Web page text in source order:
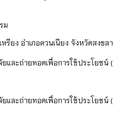
ม
ยง อำเภอควนเนียง จังหวัดสงขลา
ละถ่ายทอดเพื่อการใช้ประโยชน์
ละถ่ายทอดเพื่อการใช้ประโยชน์